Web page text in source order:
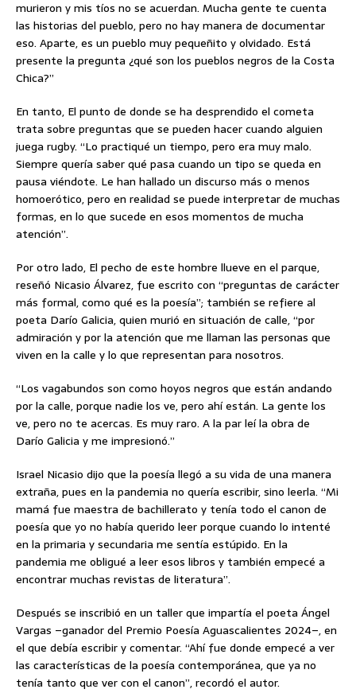
murieron y mis tíos no se acuerdan. Mucha gente te cuenta
las historias del pueblo, pero no hay manera de documentar
eso. Aparte, es un pueblo muy pequeñito y olvidado. Está
presente la pregunta ¿qué son los pueblos negros de la Costa
Chica?”
En tanto, El punto de donde se ha desprendido el cometa
trata sobre preguntas que se pueden hacer cuando alguien
juega rugby. “Lo practiqué un tiempo, pero era muy malo.
Siempre quería saber qué pasa cuando un tipo se queda en
pausa viéndote. Le han hallado un discurso más o menos
homoerótico, pero en realidad se puede interpretar de muchas
formas, en lo que sucede en esos momentos de mucha
atención”.
Por otro lado, El pecho de este hombre llueve en el parque,
reseñó Nicasio Álvarez, fue escrito con “preguntas de carácter
más formal, como qué es la poesía”; también se refiere al
poeta Darío Galicia, quien murió en situación de calle, “por
admiración y por la atención que me llaman las personas que
viven en la calle y lo que representan para nosotros.
“Los vagabundos son como hoyos negros que están andando
por la calle, porque nadie los ve, pero ahí están. La gente los
ve, pero no te acercas. Es muy raro. A la par leí la obra de
Darío Galicia y me impresionó.”
Israel Nicasio dijo que la poesía llegó a su vida de una manera
extraña, pues en la pandemia no quería escribir, sino leerla. “Mi
mamá fue maestra de bachillerato y tenía todo el canon de
poesía que yo no había querido leer porque cuando lo intenté
en la primaria y secundaria me sentía estúpido. En la
pandemia me obligué a leer esos libros y también empecé a
encontrar muchas revistas de literatura”.
Después se inscribió en un taller que impartía el poeta Ángel
Vargas –ganador del Premio Poesía Aguascalientes 2024–, en
el que debía escribir y comentar. “Ahí fue donde empecé a ver
las características de la poesía contemporánea, que ya no
tenía tanto que ver con el canon”, recordó el autor.